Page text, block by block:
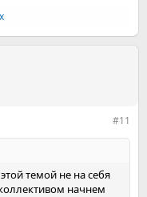
#11
темой не на себя
начнем